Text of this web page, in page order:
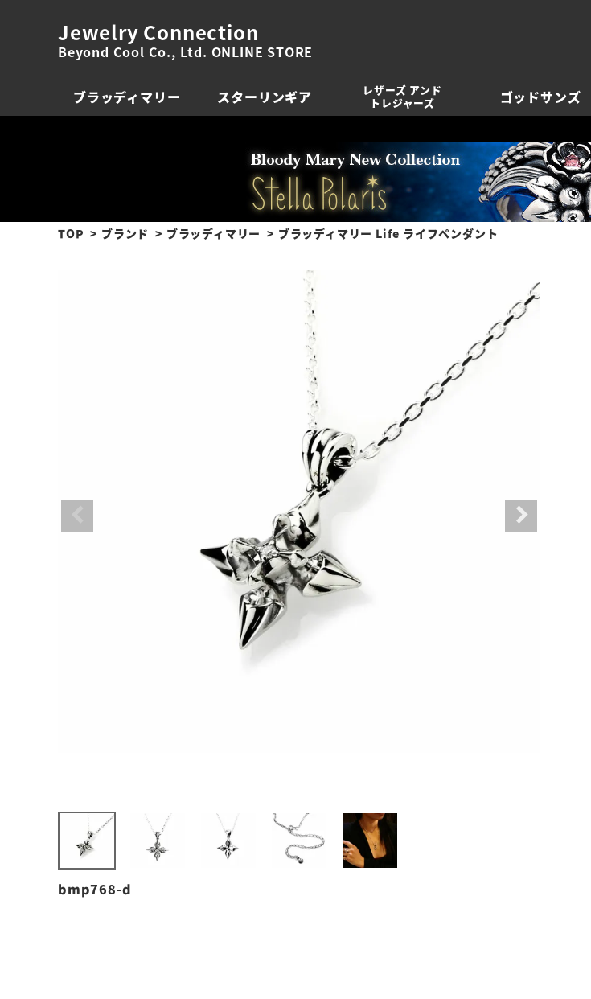
Jewelry Connection
Beyond Cool Co., Ltd. ONLINE STORE
ブラッディマリー スターリンギア
レザーズ アンド
トレジャーズ
ゴッドサンズ
TOP ブランド ブラッディマリー ブラッディマリー Life ライフペンダント
bmp768-d